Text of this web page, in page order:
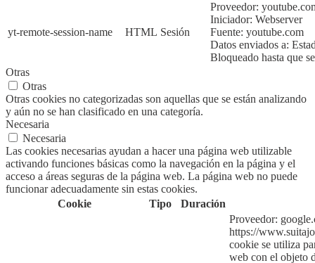
yt-remote-session-name HTML Sesión
Proveedor:
Iniciador: Webserver
Fuente: youtube.com
Datos enviados a:
Bloqueado hasta que
Otras
Otras
Otras cookies no categorizadas son aquellas que se están analizando
y aún no se han clasificado en una categoría.
Necesaria
Necesaria
Las cookies necesarias ayudan a hacer una página web utilizable
activando funciones básicas como la navegación en la página y el
acceso a áreas seguras de la página web. La página web no puede
funcionar adecuadamente sin estas cookies.
Cookie
Tipo Duración
Proveedor:
https://
cookie se utiliza
web con el objeto